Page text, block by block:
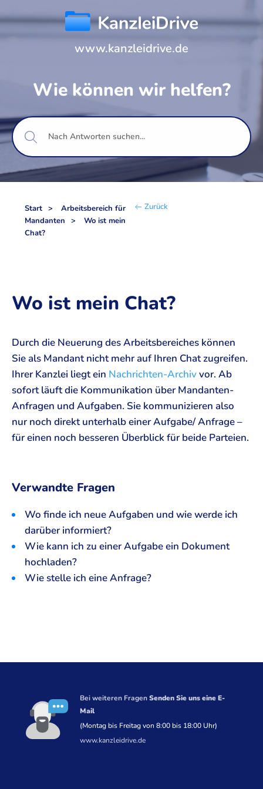
www.kanzleidrive.de
Wie können wir helfen?
Zurück
Start
Arbeitsbereich für
Mandanten
Wo ist mein
Chat?
Wo ist mein Chat?
Durch die Neuerung des Arbeitsbereiches können
Sie als Mandant nicht mehr auf Ihren Chat zugreifen.
Ihrer Kanzlei liegt ein Nachrichten-Archivvor. Ab
sofort läuft die Kommunikation über Mandanten-
Anfragen und Aufgaben. Sie kommunizieren also
nur noch direkt unterhalb einer Aufgabe/ Anfrage –
für einen noch besseren Überblick für beide Parteien.
Verwandte Fragen
Wo finde ich neue Aufgaben und wie werde ich
darüber informiert?
Wie kann ich zu einer Aufgabe ein Dokument
hochladen?
Wie stelle ich eine Anfrage?
Bei weiteren FragenSenden Sie uns eine E-
Mail
(Montag bis Freitag von 8:00 bis 18:00 Uhr)
www.kanzleidrive.de